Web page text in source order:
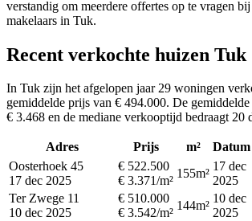
verstandig om meerdere offertes op te vragen
makelaars in Tuk.
Recent verkochte huizen Tuk
In Tuk zijn het afgelopen jaar 29 woningen
gemiddelde prijs van € 494.000. De gemiddelde
€ 3.468 en de mediane verkooptijd bedraagt 20
Adres Prijs m² Datum
Oosterhoek 45
17 dec 2025
€ 522.500
€ 3.371/m²
155m²
17 dec
2025
Ter Zwege 11
10 dec 2025
€ 510.000
€ 3.542/m²
144m²
10 dec
2025